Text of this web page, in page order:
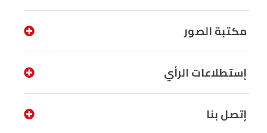
مكتبة الصور
إستطلاعات الرأي
إتصل بنا